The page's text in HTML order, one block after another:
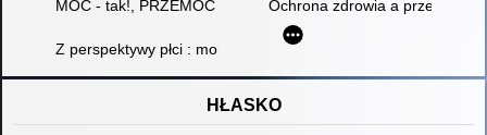
MOC - tak!, PRZEMOC - nie! : program przeciwdziałania
Ochrona zdrowia a przemoc w
Z perspektywy płci : monitoring lokalnych programów
HŁASKO